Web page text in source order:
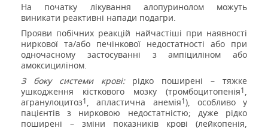
На початку лікування алопуринолом можуть
виникати реактивні напади подагри.
Прояви побічних реакцій найчастіші при наявності
ниркової та/або печінкової недостатності або при
одночасному застосуванні з ампіциліном або
амоксициліном.
З боку системи крові: рідко поширені – тяжке
ушкодження кісткового мозку (тромбоцитопенія1 ,
агранулоцитоз1 , апластична анемія1), особливо у
пацієнтів з нирковою недостатністю; дуже рідко
поширені – зміни показників крові (лейкопенія,